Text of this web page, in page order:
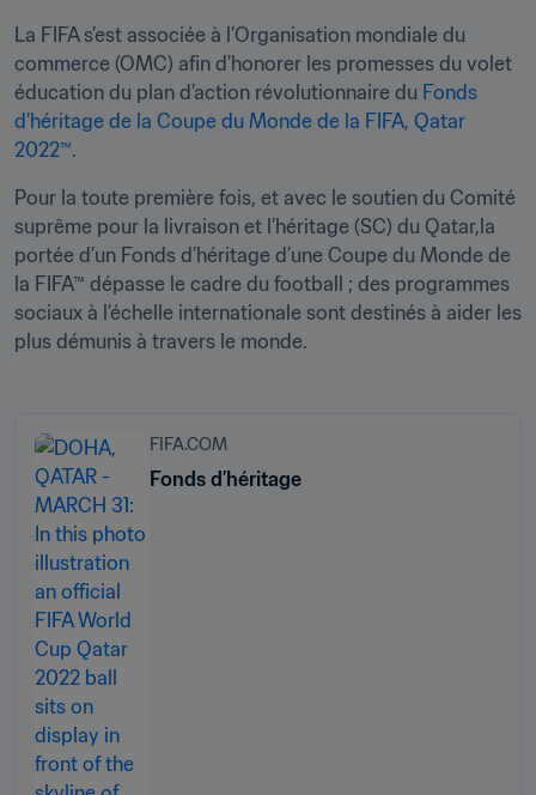
La FIFA s’est associée à l’Organisation mondiale du
commerce (OMC) afin d’honorer les promesses du volet
éducation du plan d’action révolutionnaire du Fonds
d’héritage de la Coupe du Monde de la FIFA, Qatar
2022™.
Pour la toute première fois, et avec le soutien du Comité
suprême pour la livraison et l’héritage (SC) du Qatar,la
portée d’un Fonds d’héritage d’une Coupe du Monde de
la FIFA™ dépasse le cadre du football ; des programmes
sociaux à l’échelle internationale sont destinés à aider les
plus démunis à travers le monde.
FIFA.COM
Fonds d’héritage